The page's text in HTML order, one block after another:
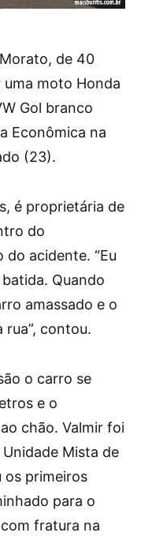
de 40
moto Honda
Gol branco
Econômica na
(23).
é proprietária de
do
acidente. “Eu
Quando
amassado e o
contou.
o carro se
e o
chão. Valmir foi
Mista de
os primeiros
para o
fratura na